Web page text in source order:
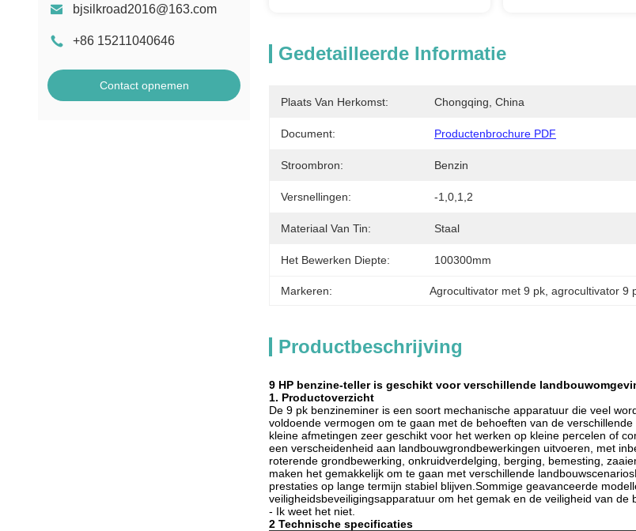
bjsilkroad2016@163.com
+86 15211040646
Contact opnemen
Gedetailleerde Informatie
Plaats Van Herkomst: Chongqing, China
Document: Productenbrochure PDF
Stroombron: Benzin
Versnellingen: -1,0,1,2
Materiaal Van Tin: Staal
Het Bewerken Diepte: 100300mm
Markeren: Agrocultivator met 9 pk , agrocultivator 9
Productbeschrijving
9 HP benzine-teller is geschikt voor verschillende
1. Productoverzicht
De 9 pk benzineminer is een soort mechanische apparatuur die veel
voldoende vermogen om te gaan met de behoeften van de
kleine afmetingen zeer geschikt voor het werken op kleine percelen of
een verscheidenheid aan landbouwgrondbewerkingen uitvoeren, met
roterende grondbewerking, onkruidverdelging, berging, bemesting,
maken het gemakkelijk om te gaan met verschillende
prestaties op lange termijn stabiel blijven.Sommige geavanceerde
veiligheidsbeveiligingsapparatuur om het gemak en de veiligheid van de
- Ik weet het niet.
2 Technische specificaties